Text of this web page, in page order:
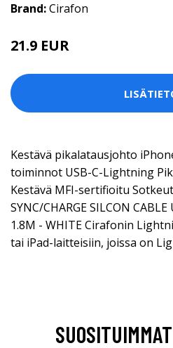
Brand:Cirafon
21.9 EUR
Kestävä pikalatausjohto
toiminnot USB-C-Lightning
Kestävä MFI-sertifioitu
SYNC/CHARGE SILCON
1.8M - WHITE Cirafonin
tai iPad-laitteisiin, joissa on